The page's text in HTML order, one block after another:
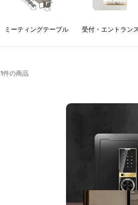
ミーティングテーブル 受付・エントランス
1件の商品